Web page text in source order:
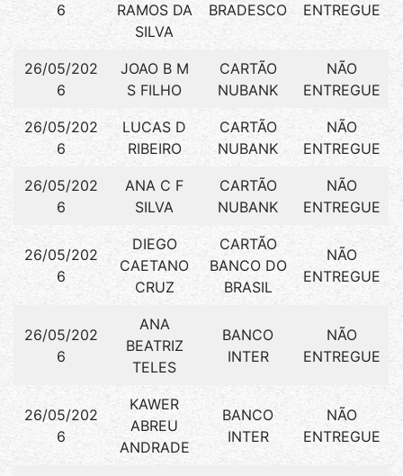
6
RAMOS DA
SILVA
BRADESCO
ENTREGUE
26/05/202
6
JOAO B M
S FILHO
CARTÃO
NUBANK
NÃO
ENTREGUE
26/05/202
6
LUCAS D
RIBEIRO
CARTÃO
NUBANK
NÃO
ENTREGUE
26/05/202
6
ANA C F
SILVA
CARTÃO
NUBANK
NÃO
ENTREGUE
26/05/202
6
DIEGO
CAETANO
CRUZ
CARTÃO
BANCO DO
BRASIL
NÃO
ENTREGUE
26/05/202
6
ANA
BEATRIZ
TELES
BANCO
INTER
NÃO
ENTREGUE
26/05/202
6
KAWER
ABREU
ANDRADE
BANCO
INTER
NÃO
ENTREGUE